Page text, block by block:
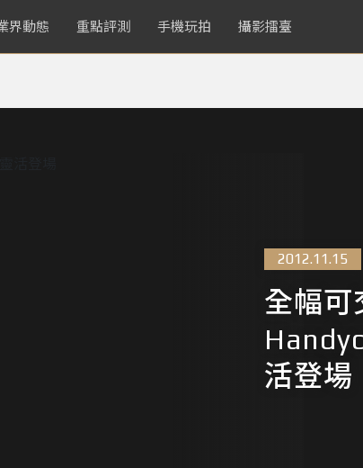
界動態 重點評測 手機玩拍 攝影擂臺
2012.11.15
全幅可
活登場